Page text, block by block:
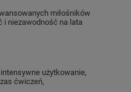
miłośników
i niezawodność na lata
użytkowanie,
ćwiczeń,